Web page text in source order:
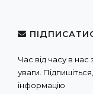
Час від часу в нас
уваги.
інформацію